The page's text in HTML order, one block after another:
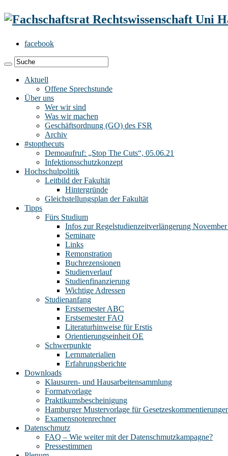
facebook
Aktuell
Offene Sprechstunde
Über uns
Wer wir sind
Was wir machen
Geschäftsordnung (GO) des FSR
Archiv
#stopthecuts
Demoaufruf: „Stop The Cuts“, 05.06.21
Infektionsschutzkonzept
Hochschulpolitik
Leitbild der Fakultät
Hintergründe
Gleichstellungsplan der Fakultät
Tipps
Fürs Studium
Infos zur Regelstudienzeitverlängerung
Seminare
Links
Remonstration
Buchrezensionen
Studienverlauf
Studienfinanzierung
Wichtige Adressen
Studienanfang
Erstsemester ABC
Erstsemester FAQ
Literaturhinweise für Erstis
Orientierungseinheit OE
Schwerpunkte
Lernmaterialien
Erfahrungsberichte
Downloads
Klausuren- und Hausarbeitensammlung
Formatvorlage
Praktikumsbescheinigung
Hamburger Mustervorlage für
Examensnotenrechner
Datenschmutz
FAQ – Wie weiter mit der Datenschmutzkampagne?
Pressestimmen